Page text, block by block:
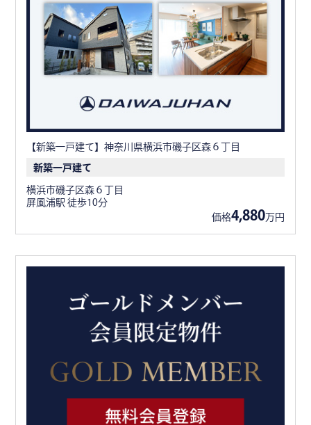
【新築一戸建て】神奈川県横浜市磯子区森６丁目
新築一戸建て
横浜市磯子区森６丁目
屏風浦駅 徒歩10分
価格4,880万円